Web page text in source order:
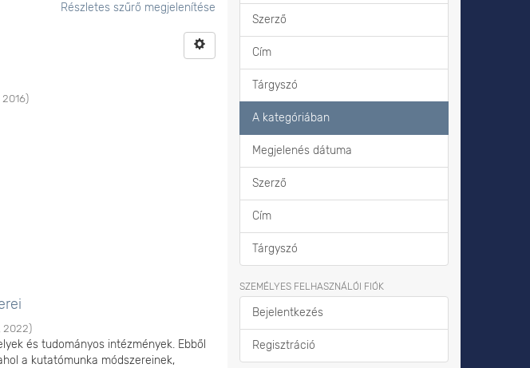
Részletes szűrő megjelenítése
2016)
2022)
és tudományos intézmények. Ebből
a kutatómunka módszereinek,
Szerző
Cím
Tárgyszó
A kategóriában
Megjelenés dátuma
Szerző
Cím
Tárgyszó
SZEMÉLYES FELHASZNÁLÓI FIÓK
Bejelentkezés
Regisztráció